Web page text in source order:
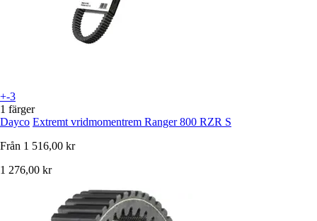
+-3
1 färger
Dayco Extremt vridmomentrem Ranger 800 RZR S
Från 1 516,00 kr
1 276,00 kr